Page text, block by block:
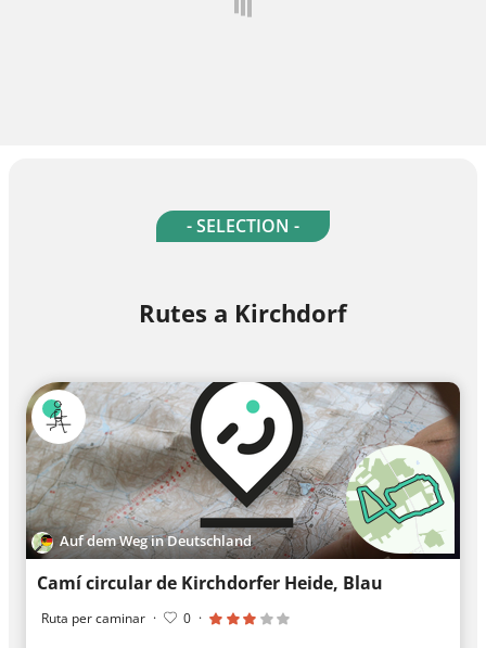
- SELECTION -
Rutes a Kirchdorf
Auf dem Weg in Deutschland
Camí circular de Kirchdorfer Heide, Blau
Ruta per caminar · 0 ·